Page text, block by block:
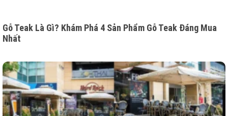
Gỗ Teak Là Gì? Khám Phá 4 Sản Phẩm Gỗ Teak Đáng Mua
Nhất